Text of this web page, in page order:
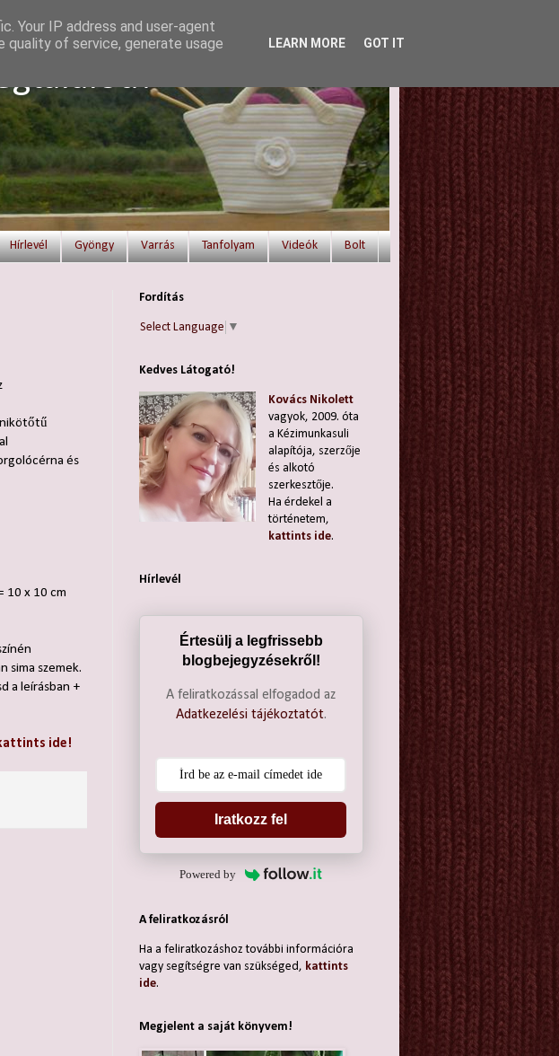
Hírlevél Gyöngy Varrás Tanfolyam Videók Bolt
és
10 x 10 cm
sima szemek.
a leírásban +
ide!
Fordítás
Select Language ▼
Kedves Látogató!
Kovács Nikolett
vagyok, 2009. óta
a Kézimunkasuli
alapítója, szerzője
és alkotó
szerkesztője.
Ha érdekel a
történetem,
kattints ide.
Hírlevél
Értesülj a legfrissebb
blogbejegyzésekről!
A feliratkozással elfogadod az
Adatkezelési tájékoztatót.
Iratkozz fel
Powered by
A feliratkozásról
Ha a feliratkozáshoz további információra
vagy segítségre van szükséged, kattints
ide.
Megjelent a saját könyvem!
Your IP address and user-agent
quality of service, generate usage
LEARN MORE GOT IT